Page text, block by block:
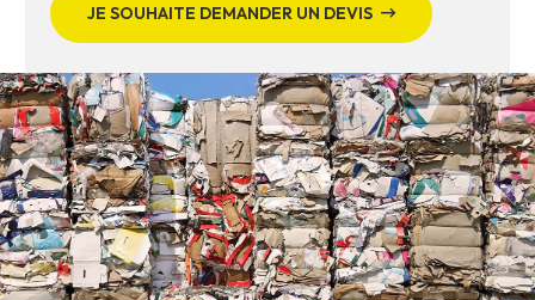
JE SOUHAITE DEMANDER UN DEVIS